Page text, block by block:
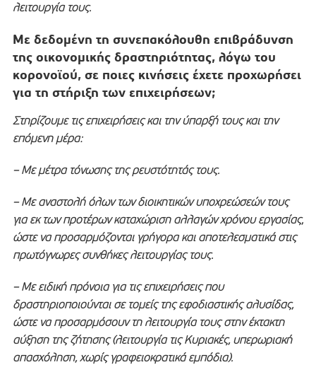
λειτουργία τους.
Με δεδομένη τη συνεπακόλουθη επιβράδυνση
της οικονομικής δραστηριότητας, λόγω του
κορονοϊού, σε ποιες κινήσεις έχετε προχωρήσει
για τη στήριξη των επιχειρήσεων;
Στηρίζουμε τις επιχειρήσεις και την ύπαρξή τους και την
επόμενη μέρα:
– Με μέτρα τόνωσης της ρευστότητάς τους.
– Με αναστολή όλων των διοικητικών υποχρεώσεών τους
για εκ των προτέρων καταχώριση αλλαγών χρόνου εργασίας,
ώστε να προσαρμόζονται γρήγορα και αποτελεσματικά στις
πρωτόγνωρες συνθήκες λειτουργίας τους.
– Με ειδική πρόνοια για τις επιχειρήσεις που
δραστηριοποιούνται σε τομείς της εφοδιαστικής αλυσίδας,
ώστε να προσαρμόσουν τη λειτουργία τους στην έκτακτη
αύξηση της ζήτησης (λειτουργία τις Κυριακές, υπερωριακή
απασχόληση, χωρίς γραφειοκρατικά εμπόδια).